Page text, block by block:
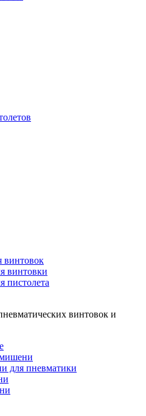
винтовки
пистолета
винтовок и
для пневматики